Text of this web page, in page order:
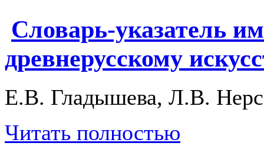
Словарь-указатель
древнерусскому
Е.В. Гладышева, Л.В.
Читать полностью